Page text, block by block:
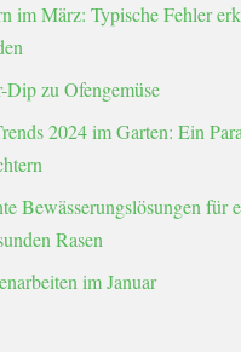
im März: Typische Fehler
Dip zu Ofengemüse
2024 im Garten: Ein
Bewässerungslösungen für
Rasen
im Januar